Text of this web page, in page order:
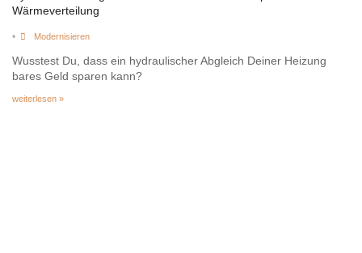
Wärmeverteilung
• Modernisieren
Wusstest Du, dass ein hydraulischer Abgleich Deiner Heizung
bares Geld sparen kann?
weiterlesen »